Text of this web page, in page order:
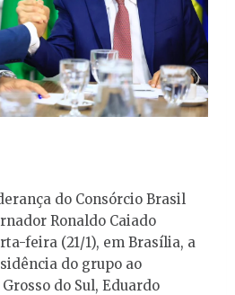
do Consórcio Brasil
Ronaldo Caiado
feira (21/1), em Brasília, a
do grupo ao
do Sul, Eduardo